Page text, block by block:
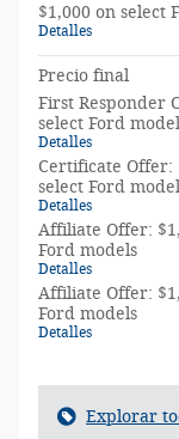
$1,000 on select
Detalles
Precio final
First Responder
select Ford
Detalles
Certificate Offer:
select Ford
Detalles
Affiliate Offer:
Ford models
Detalles
Affiliate Offer:
Ford models
Detalles
Explorar